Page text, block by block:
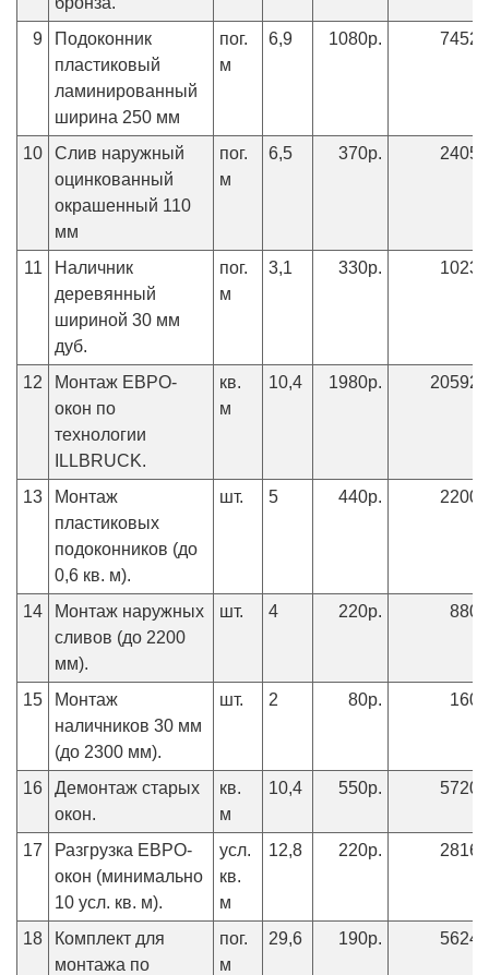
9
Подоконник
пластиковый
ламинированный
ширина 250 мм
пог.
м
6,9 1080р.
10
Слив наружный
оцинкованный
окрашенный 110
мм
пог.
м
6,5 370р.
11
Наличник
деревянный
шириной 30 мм
дуб.
пог.
м
3,1 330р.
12
Монтаж ЕВРО-
окон по
технологии
ILLBRUCK.
кв.
м
10,4 1980р.
13
Монтаж
пластиковых
подоконников (до
0,6 кв. м).
шт. 5 440р.
14
Монтаж наружных
сливов (до 2200
мм).
шт. 4 220р.
15
Монтаж
наличников 30 мм
(до 2300 мм).
шт. 2 80р.
16
Демонтаж старых
окон.
кв.
м
10,4 550р.
17
Разгрузка ЕВРО-
окон (минимально
10 усл. кв. м).
усл.
кв.
м
12,8 220р.
18
Комплект для
монтажа по
пог.
м
29,6 190р.